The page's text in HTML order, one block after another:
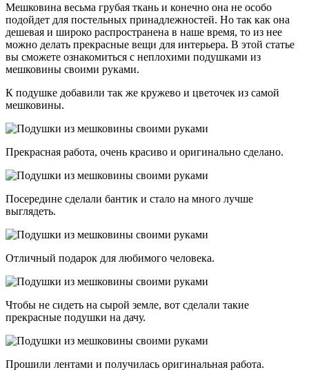
Мешковина весьма грубая ткань и конечно она не особо
подойдет для постельных принадлежностей. Но так как она
дешевая и широко распространена в наше время, то из нее
можно делать прекрасные вещи для интерьера. В этой статье
вы сможете ознакомиться с неплохими подушками из
мешковины своими руками.
К подушке добавили так же кружево и цветочек из самой
мешковины.
Прекрасная работа, очень красиво и оригинально сделано.
Посередине сделали бантик и стало на много лучше
выглядеть.
Отличный подарок для любимого человека.
Чтобы не сидеть на сырой земле, вот сделали такие
прекрасные подушки на дачу.
Прошили лентами и получилась оригинальная работа.